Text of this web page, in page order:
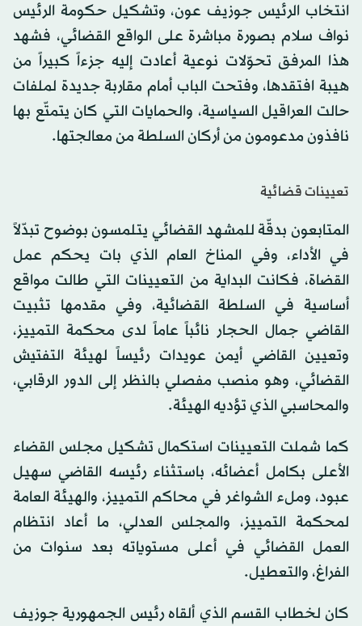
انتخاب الرئيس جوزيف عون، وتشكيل حكومة الرئيس
نواف سلام بصورة مباشرة على الواقع القضائي، فشهد
هذا المرفق تحوّلات نوعية أعادت إليه جزءاً كبيراً من
هيبة افتقدها، وفتحت الباب أمام مقاربة جديدة لملفات
حالت العراقيل السياسية، والحمايات التي كان يتمتّع بها
نافذون مدعومون من أركان السلطة من معالجتها.
تعيينات قضائية
المتابعون بدقّة للمشهد القضائي يتلمسون بوضوح تبدّلاً
في الأداء، وفي المناخ العام الذي بات يحكم عمل
القضاة، فكانت البداية من التعيينات التي طالت مواقع
أساسية في السلطة القضائية، وفي مقدمها تثبيت
القاضي جمال الحجار نائباً عاماً لدى محكمة التمييز،
وتعيين القاضي أيمن عويدات رئيساً لهيئة التفتيش
القضائي، وهو منصب مفصلي بالنظر إلى الدور الرقابي،
والمحاسبي الذي تؤديه الهيئة.
كما شملت التعيينات استكمال تشكيل مجلس القضاء
الأعلى بكامل أعضائه، باستثناء رئيسه القاضي سهيل
عبود، وملء الشواغر في محاكم التمييز، والهيئة العامة
لمحكمة التمييز، والمجلس العدلي، ما أعاد انتظام
العمل القضائي في أعلى مستوياته بعد سنوات من
الفراغ، والتعطيل.
كان لخطاب القسم الذي ألقاه رئيس الجمهورية جوزيف